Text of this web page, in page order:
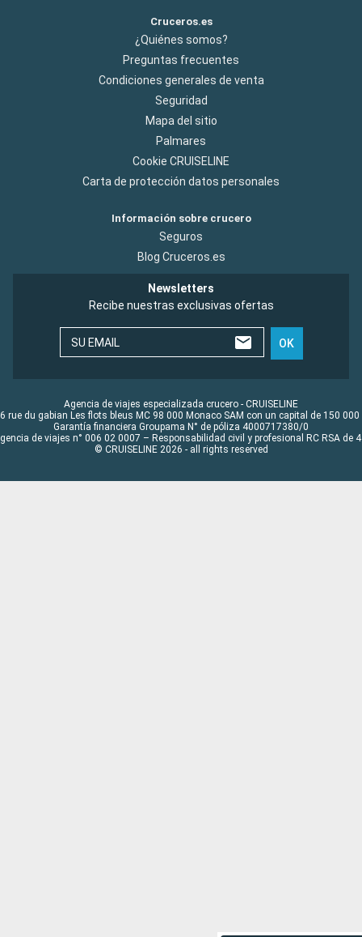
Cruceros.es
¿Quiénes somos?
Preguntas frecuentes
Condiciones generales de venta
Seguridad
Mapa del sitio
Palmares
Cookie CRUISELINE
Carta de protección datos personales
Información sobre crucero
Seguros
Blog Cruceros.es
Newsletters
Recibe nuestras exclusivas ofertas
SU EMAIL OK
Agencia de viajes especializada crucero - CRUISELINE
rue du gabian Les flots bleus MC 98 000 Monaco SAM con un capital de 150 000
Garantía financiera Groupama N° de póliza 4000717380/0
de viajes n° 006 02 0007 – Responsabilidad civil y profesional RC RSA de
© CRUISELINE 2026 - all rights reserved